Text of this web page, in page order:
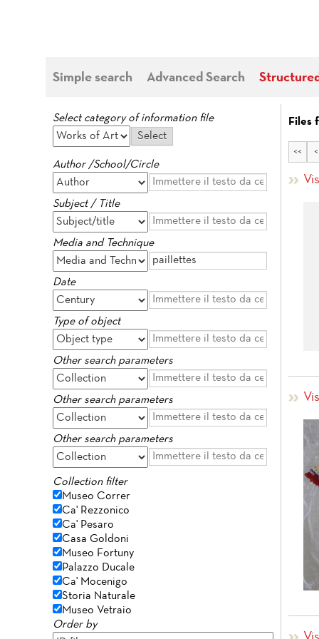
Simple search Advanced Search
Select category of information file
Author /School/Circle
Subject / Title
Media and Technique
Date
Type of object
Other search parameters
Other search parameters
Other search parameters
Collection filter
Museo Correr
Ca' Rezzonico
Ca' Pesaro
Casa Goldoni
Museo Fortuny
Palazzo Ducale
Ca' Mocenigo
Storia Naturale
Museo Vetraio
Order by
Files
<< <